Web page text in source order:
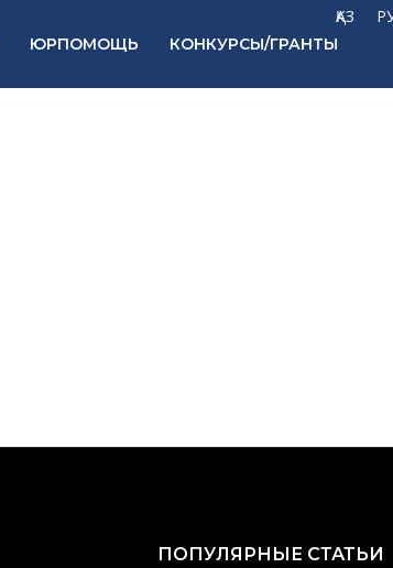
ҚАЗ
ЮРПОМОЩЬ КОНКУРСЫ/ГРАНТЫ
ПОПУЛЯРНЫЕ СТАТЬИ